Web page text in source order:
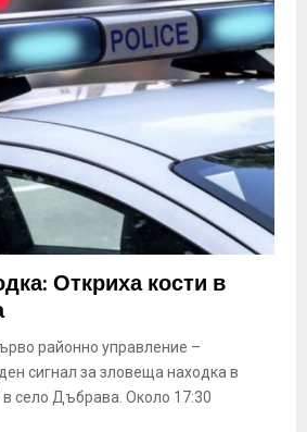
Откриха кости в
районно управление –
сигнал за зловеща находка в
в село Дъбрава. Около 17:30